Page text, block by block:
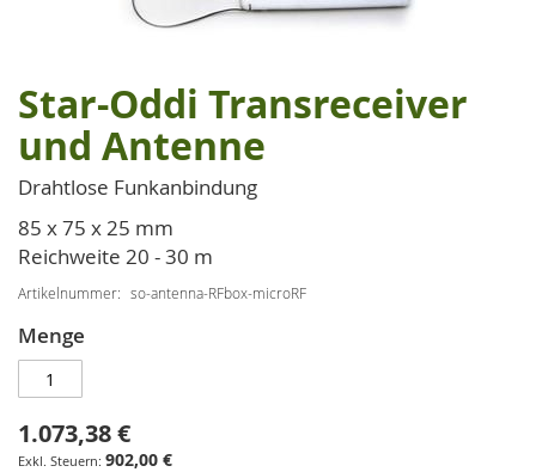
Zum
Anfang
der
Bildgalerie
Star-Oddi Transreceiver
und Antenne
Drahtlose Funkanbindung
85 x 75 x 25 mm
Reichweite 20 - 30 m
Artikelnummer so-antenna-RFbox-microRF
Menge
1.073,38 €
902,00 €